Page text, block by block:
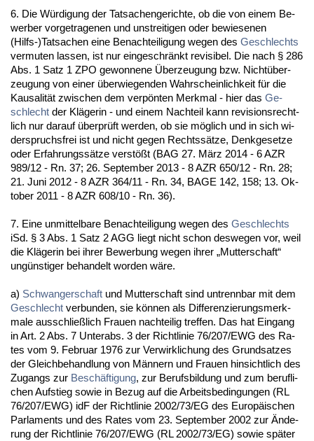
6. Die Würdi­gung der Tat­sa­chen­ge­rich­te, ob die von ei­nem Be­
wer­ber vor­ge­tra­ge­nen und un­strei­ti­gen oder be­wie­se­nen
(Hilfs-)Tat­sa­chen ei­ne Be­nach­tei­li­gung we­gen des Ge­schlechts
ver­mu­ten las­sen, ist nur ein­ge­schränkt re­vi­si­bel. Die nach § 286
Abs. 1 Satz 1 ZPO ge­won­ne­ne Über­zeu­gung bzw. Nichtüber­
zeu­gung von ei­ner über­wie­gen­den Wahr­schein­lich­keit für die
Kau­sa­lität zwi­schen dem verpönten Merk­mal - hier das Ge­
schlecht der Kläge­rin - und ei­nem Nach­teil kann re­vi­si­ons­recht­
lich nur dar­auf über­prüft wer­den, ob sie möglich und in sich wi­
der­spruchs­frei ist und nicht ge­gen Rechtssätze, Denk­ge­set­ze
oder Er­fah­rungssätze verstößt (BAG 27. März 2014 - 6 AZR
989/12 - Rn. 37; 26. Sep­tem­ber 2013 - 8 AZR 650/12 - Rn. 28;
21. Ju­ni 2012 - 8 AZR 364/11 - Rn. 34, BA­GE 142, 158; 13. Ok­
to­ber 2011 - 8 AZR 608/10 - Rn. 36).
7. Ei­ne un­mit­tel­ba­re Be­nach­tei­li­gung we­gen des Ge­schlechts
iSd. § 3 Abs. 1 Satz 2 AGG liegt nicht schon des­we­gen vor, weil
die Kläge­rin bei ih­rer Be­wer­bung we­gen ih­rer „Mut­ter­schaft“
ungüns­ti­ger be­han­delt wor­den wäre.
a) Schwan­ger­schaft und Mut­ter­schaft sind un­trenn­bar mit dem
Ge­schlecht ver­bun­den, sie können als Dif­fe­ren­zie­rungs­merk­
ma­le aus­sch­ließlich Frau­en nach­tei­lig tref­fen. Das hat Ein­gang
in Art. 2 Abs. 7 Un­terabs. 3 der Richt­li­nie 76/207/EWG des Ra­
tes vom 9. Fe­bru­ar 1976 zur Ver­wirk­li­chung des Grund­sat­zes
der Gleich­be­hand­lung von Männern und Frau­en hin­sicht­lich des
Zu­gangs zur Beschäfti­gung, zur Be­rufs­bil­dung und zum be­ruf­li­
chen Auf­stieg so­wie in Be­zug auf die Ar­beits­be­din­gun­gen (RL
76/207/EWG) idF der Richt­li­nie 2002/73/EG des Eu­ropäischen
Par­la­ments und des Ra­tes vom 23. Sep­tem­ber 2002 zur Ände­
rung der Richt­li­nie 76/207/EWG (RL 2002/73/EG) so­wie später